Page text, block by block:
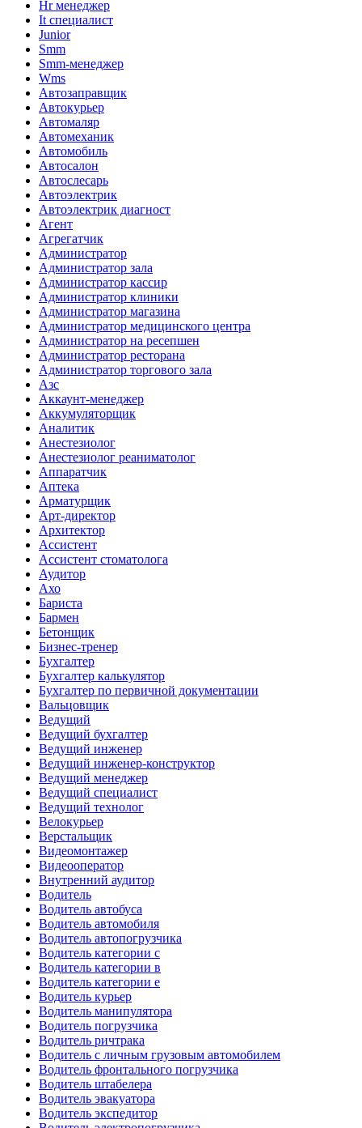
Hr менеджер
It специалист
Junior
Smm
Smm-менеджер
Wms
Автозаправщик
Автокурьер
Автомаляр
Автомеханик
Автомобиль
Автосалон
Автослесарь
Автоэлектрик
Автоэлектрик диагност
Агент
Агрегатчик
Администратор
Администратор зала
Администратор кассир
Администратор клиники
Администратор магазина
Администратор медицинского центра
Администратор на ресепшен
Администратор ресторана
Администратор торгового зала
Азс
Аккаунт-менеджер
Аккумуляторщик
Аналитик
Анестезиолог
Анестезиолог реаниматолог
Аппаратчик
Аптека
Арматурщик
Арт-директор
Архитектор
Ассистент
Ассистент стоматолога
Аудитор
Ахо
Бариста
Бармен
Бетонщик
Бизнес-тренер
Бухгалтер
Бухгалтер калькулятор
Бухгалтер по первичной документации
Вальцовщик
Ведущий
Ведущий бухгалтер
Ведущий инженер
Ведущий инженер-конструктор
Ведущий менеджер
Ведущий специалист
Ведущий технолог
Велокурьер
Верстальщик
Видеомонтажер
Видеооператор
Внутренний аудитор
Водитель
Водитель автобуса
Водитель автомобиля
Водитель автопогрузчика
Водитель категории c
Водитель категории в
Водитель категории е
Водитель курьер
Водитель манипулятора
Водитель погрузчика
Водитель ричтрака
Водитель с личным грузовым автомобилем
Водитель фронтального погрузчика
Водитель штабелера
Водитель эвакуатора
Водитель экспедитор